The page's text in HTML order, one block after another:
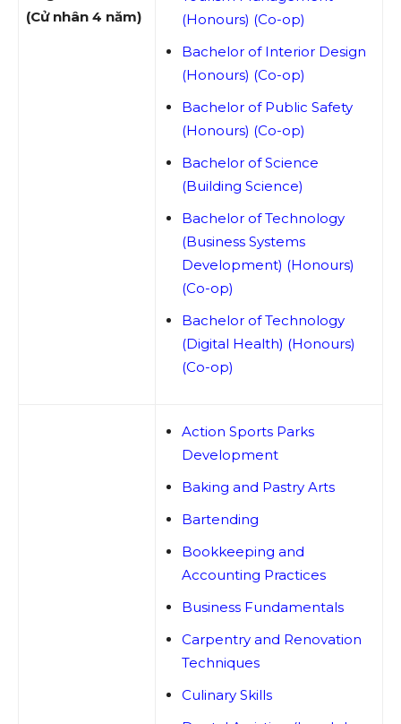
(Cử nhân 4 năm)
(Honours) (Co-op)
Bachelor of Interior Design
(Honours) (Co-op)
Bachelor of Public Safety
(Honours) (Co-op)
Bachelor of Science
(Building Science)
Bachelor of Technology
(Business Systems
Development) (Honours)
(Co-op)
Bachelor of Technology
(Digital Health) (Honours)
(Co-op)
Action Sports Parks
Development
Baking and Pastry Arts
Bartending
Bookkeeping and
Accounting Practices
Business Fundamentals
Carpentry and Renovation
Techniques
Culinary Skills